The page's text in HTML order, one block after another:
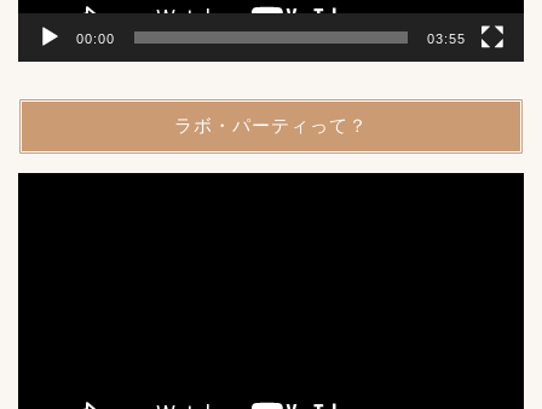
00:00 03:55
ラボ・パーティって？